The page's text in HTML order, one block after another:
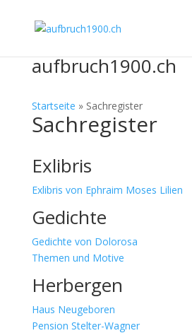
aufbruch1900.ch
Startseite » Sachregister
Sachregister
Exlibris
Exlibris von Ephraim Moses Lilien
Gedichte
Gedichte von Dolorosa
Themen und Motive
Herbergen
Haus Neugeboren
Pension Stelter-Wagner